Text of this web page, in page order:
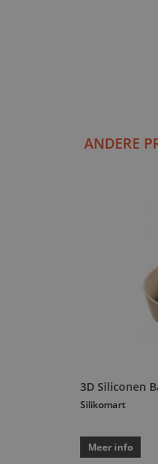
ANDERE
3D Siliconen
Silikomart
Meer info